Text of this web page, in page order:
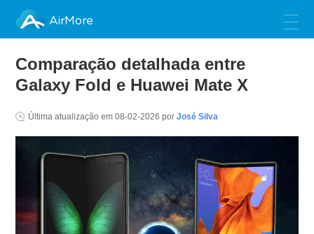
AirMore
Comparação detalhada entre
Galaxy Fold e Huawei Mate X
Última atualização em08-02-2026 porJosé Silva